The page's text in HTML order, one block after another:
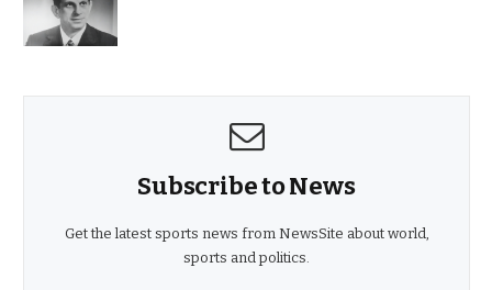
Subscribe to News
Get the latest sports news from NewsSite about world,
sports and politics.